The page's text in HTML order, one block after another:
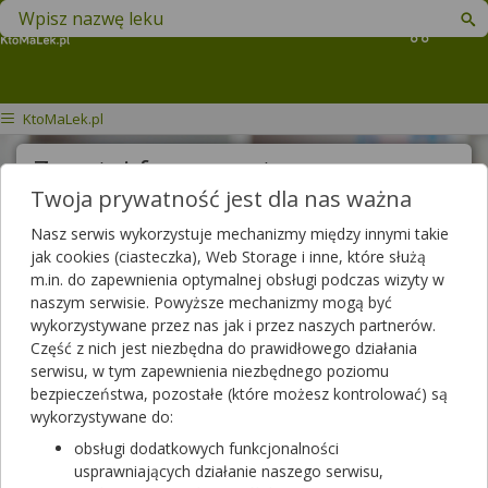
Koszyk
Znajdź lek w swojej okolicy
KtoMaLek.pl
Zapytaj farmaceutę
Treść pytania
Wyślij pytanie
Pytania do farmaceutów
Wszystkie pytania
Szukaj w zadanych już pytaniach
Twoja prywatność jest dla nas ważna
Nasz serwis wykorzystuje mechanizmy między innymi takie
jak cookies (ciasteczka), Web Storage i inne, które służą
m.in. do zapewnienia optymalnej obsługi podczas wizyty w
naszym serwisie. Powyższe mechanizmy mogą być
wykorzystywane przez nas jak i przez naszych partnerów.
Część z nich jest niezbędna do prawidłowego działania
serwisu, w tym zapewnienia niezbędnego poziomu
bezpieczeństwa, pozostałe (które możesz kontrolować) są
wykorzystywane do:
obsługi dodatkowych funkcjonalności
usprawniających działanie naszego serwisu,